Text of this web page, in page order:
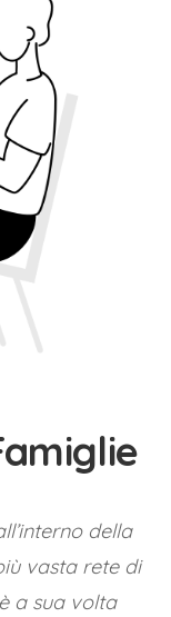
della
vasta rete di
a sua volta